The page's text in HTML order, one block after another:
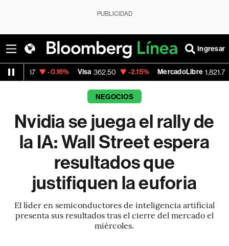
PUBLICIDAD
Ingresar
Visa 362.50 -2.15% MercadoLibre 1,821.795 -0.14%
NEGOCIOS
Nvidia se juega el rally de
la IA: Wall Street espera
resultados que
justifiquen la euforia
El líder en semiconductores de inteligencia artificial
presenta sus resultados tras el cierre del mercado el
miércoles.